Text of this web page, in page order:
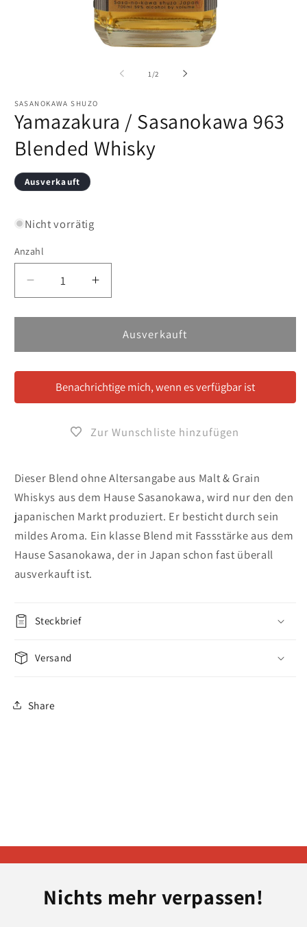
1 /von
2
SASANOKAWA SHUZO
Yamazakura / Sasanokawa 963
Blended Whisky
Ausverkauft
Nicht vorrätig
Anzahl
Verringere
die
Menge
Yamazakura
Sasanokawa
Whisky
Erhöhe
die
Menge
Yamazakura
Sasanokawa
963
Whisky
Ausverkauft
Benachrichtige mich, wenn es verfügbar ist
Zur Wunschliste hinzufügen
Dieser Blend ohne Altersangabe aus Malt & Grain
Whiskys aus dem Hause Sasanokawa, wird nur den den
japanischen Markt produziert. Er besticht durch sein
mildes Aroma. Ein klasse Blend mit Fassstärke aus dem
Hause Sasanokawa, der in Japan schon fast überall
ausverkauft ist.
Steckbrief
Versand
Share
Nichts mehr verpassen!